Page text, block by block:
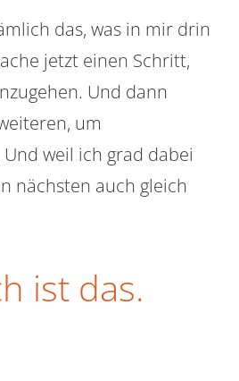
das, was in mir drin
jetzt einen Schritt,
Und dann
um
weil ich grad dabei
nächsten auch gleich
ist das.